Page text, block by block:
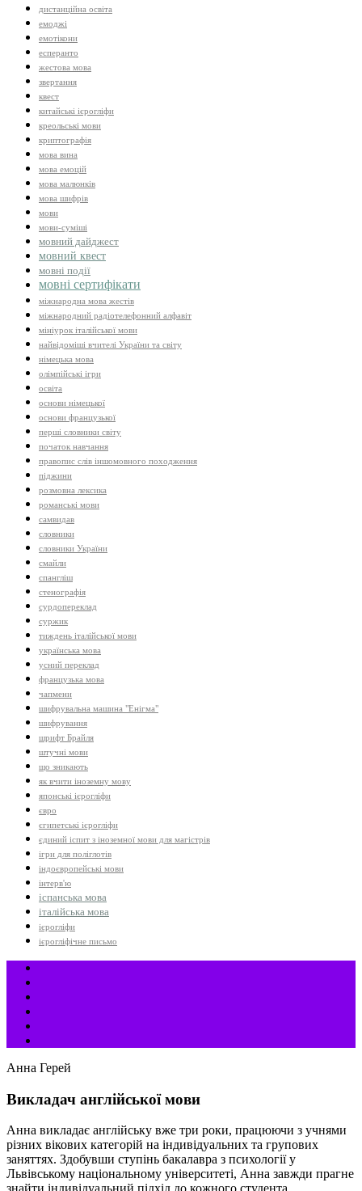
дистанційна освіта
емоджі
емотікони
есперанто
жестова мова
звертання
квест
китайські ієрогліфи
креольські мови
криптографія
мова вина
мова емоцій
мова малюнків
мова шифрів
мови
мови-суміші
мовний дайджест
мовний квест
мовні події
мовні сертифікати
міжнародна мова жестів
міжнародний радіотелефонний алфавіт
мініурок італійської мови
найвідоміші вчителі України та світу
німецька мова
олімпійські ігри
освіта
основи німецької
основи французької
перші словники світу
початок навчання
правопис слів іншомовного походження
піджини
розмовна лексика
романські мови
самвидав
словники
словники України
смайли
спангліш
стенографія
сурдопереклад
суржик
тиждень італійської мови
українська мова
усний переклад
французька мова
чапмени
шифрувальна машина "Енігма"
шифрування
шрифт Брайля
штучні мови
що зникають
як вчити іноземну мову
японські ієрогліфи
євро
єгипетські ієрогліфи
єдиний іспит з іноземної мови для магістрів
ігри для поліглотів
індоєвропейські мови
інтерв'ю
іспанська мова
італійська мова
ієрогліфи
ієрогліфічне письмо
Анна Герей
Викладач англійської мови
Анна викладає англійську вже три роки, працюючи з учнями
різних вікових категорій на індивідуальних та групових
заняттях. Здобувши ступінь бакалавра з психології у
Львівському національному університеті, Анна завжди прагне